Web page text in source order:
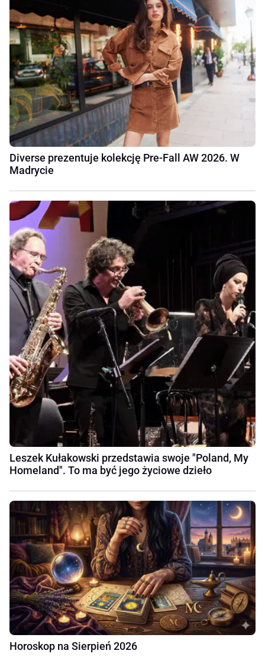
Diverse prezentuje kolekcję Pre-Fall AW 2026. W
Madrycie
Leszek Kułakowski przedstawia swoje "Poland, My
Homeland". To ma być jego życiowe dzieło
Horoskop na Sierpień 2026